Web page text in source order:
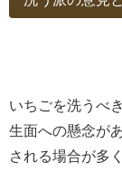
いちごを洗うべ
生面への懸念が
される場合が多